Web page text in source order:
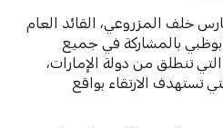
خلف المزروعي، القائد العام
بالمشاركة في جميع
تنطلق من دولة الإمارات،
تستهدف الارتقاء بواقع